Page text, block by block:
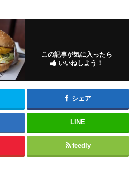
この記事が気に入ったら
いいねしよう！
シェア
LINE
feedly